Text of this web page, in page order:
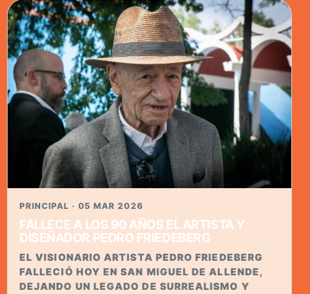
PRINCIPAL · 05 MAR 2026
FALLECE A LOS 90 AÑOS EL ARTISTA Y
DISEÑADOR PEDRO FRIEDEBERG
EL VISIONARIO ARTISTA PEDRO FRIEDEBERG
FALLECIÓ HOY EN SAN MIGUEL DE ALLENDE,
DEJANDO UN LEGADO DE SURREALISMO Y